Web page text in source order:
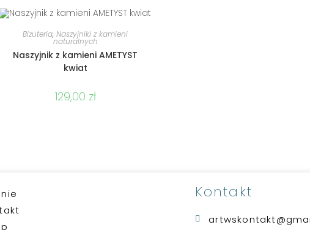
DODAJ DO KOSZYKA
Biżuteria,Naszyjniki z kamieni
naturalnych
Naszyjnik z kamieni AMETYST
kwiat
129,00 zł
Kontakt